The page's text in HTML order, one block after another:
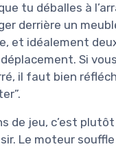
tu déballes à
derrière un
et idéalement
Si
il faut bien
de jeu, c’est
Le moteur souffle